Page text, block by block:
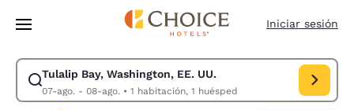
Pasar A Contenido Principal
Iniciar sesión
Tulalip Bay, Washington, EE. UU.
07-ago. - 08-ago.• 1 habitación, 1 huésped
Modificar la búsqueda de Tulalip Bay, Washington, EE. UU.. Fecha de